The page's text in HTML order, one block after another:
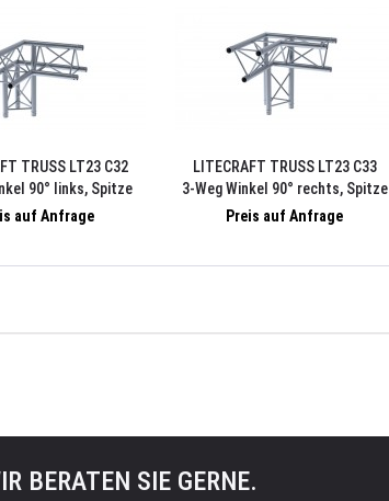
TRUSS LT23 C32
90° links, Spitze
Verbindersatz
auf Anfrage
LITECRAFT TRUSS LT23 C33
3-Weg Winkel 90° rechts, Spitze
unten, inkl. Verbindersatz
Preis auf Anfrage
BERATEN SIE GERNE.